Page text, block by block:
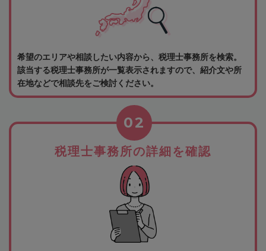
希望のエリアや相談したい内容から、税理士事務所を検索。
該当する税理士事務所が一覧表示されますので、紹介文や所
在地などで相談先をご検討ください。
税理士事務所の詳細を確認
02